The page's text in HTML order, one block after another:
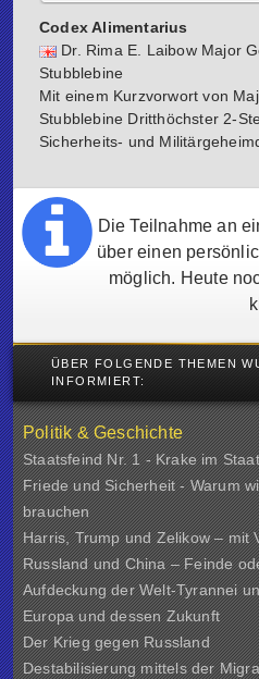
Codex Alimentarius
Dr. Rima E. Laibow Major
Stubblebine
Mit einem Kurzvorwort von
Stubblebine Dritthöchster 2-
Sicherheits- und
Die Teilnahme an
über einen
möglich. Heute
ÜBER FOLGENDE THEMEN
INFORMIERT:
Politik & Geschichte
Staatsfeind Nr. 1 - Krake im
Friede und Sicherheit - Warum
brauchen
Harris, Trump und Zelikow – mit
Russland und China – Feinde
Aufdeckung der Welt-Tyrannei
Europa und dessen Zukunft
Der Krieg gegen Russland
Destabilisierung mittels der